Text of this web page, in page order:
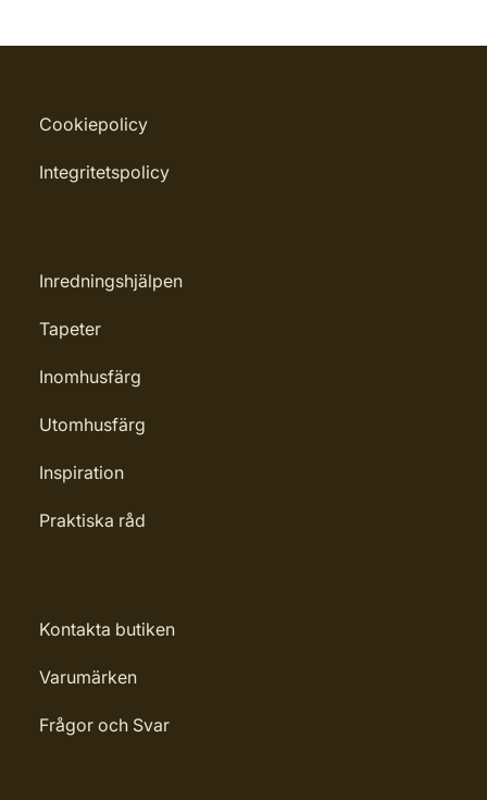
Cookiepolicy
Integritetspolicy
Inredningshjälpen
Tapeter
Inomhusfärg
Utomhusfärg
Inspiration
Praktiska råd
Kontakta butiken
Varumärken
Frågor och Svar